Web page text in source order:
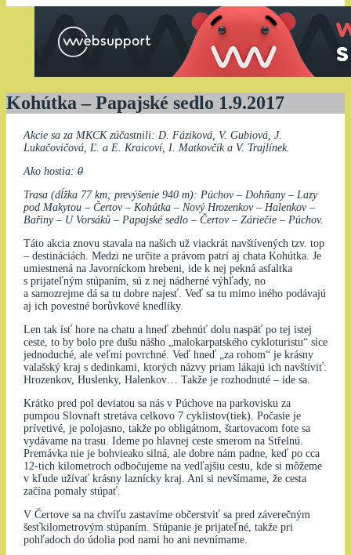
Kohútka – Papajské sedlo 1.9.2017
Akcie sa za MKCK zúčastnili: D. Fáziková, V. Gubiová, J.
Lukačovičová, Ľ. a E. Kraicoví, I. Matkovčík a V. Trajlínek.
Ako hostia:0
Trasa (dĺžka 77 km; prevýšenie 940 m): Púchov – Dohňany – Lazy
pod Makytou – Čertov – Kohútka – Nový Hrozenkov – Halenkov –
Bařiny – U Vorsáků – Papajské sedlo – Čertov – Záriečie – Púchov.
Táto akcia znovu stavala na našich už viackrát navštívených tzv. top
– destináciách. Medzi ne určite a právom patrí aj chata Kohútka. Je
umiestnená na Javorníckom hrebeni, ide k nej pekná asfaltka
s prijateľným stúpaním, sú z nej nádherné výhľady, no
a samozrejme dá sa tu dobre najesť. Veď sa tu mimo iného podávajú
aj ich povestné borůvkové knedlíky.
Len tak ísť hore na chatu a hneď zbehnúť dolu naspäť po tej istej
ceste, to by bolo pre dušu nášho „malokarpatského cykloturistu“ síce
jednoduché, ale veľmi povrchné. Veď hneď „za rohom“ je krásny
valašský kraj s dedinkami, ktorých názvy priam lákajú ich navštíviť:
Hrozenkov, Huslenky, Halenkov… Takže je rozhodnuté – ide sa.
Krátko pred pol deviatou sa nás v Púchove na parkovisku za
pumpou Slovnaft stretáva celkovo 7 cyklistov(tiek). Počasie je
prívetivé, je polojasno, takže po obligátnom, štartovacom fote sa
vydávame na trasu. Ideme po hlavnej ceste smerom na Střelnú.
Premávka nie je bohvieako silná, ale dobre nám padne, keď po cca
12-tich kilometroch odbočujeme na vedľajšiu cestu, kde si môžeme
v kľude užívať krásny laznícky kraj. Ani si nevšímame, že cesta
začína pomaly stúpať.
V Čertove sa na chvíľu zastavíme občerstviť sa pred záverečným
šesťkilometrovým stúpaním. Stúpanie je prijateľné, takže pri
pohľadoch do údolia pod nami ho ani nevnímame.